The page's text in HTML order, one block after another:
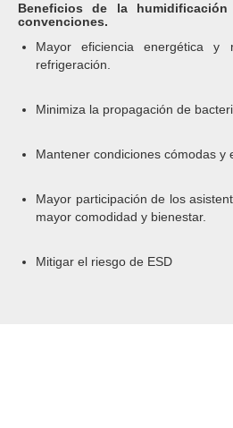
Beneficios de la
convenciones.
Mayor eficiencia energética
refrigeración.
Minimiza la propagación de
Mantener condiciones cómodas y
Mayor participación de los
mayor comodidad y bienestar.
Mitigar el riesgo de ESD